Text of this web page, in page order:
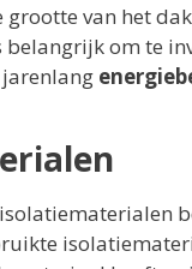
van het
belangrijk om te